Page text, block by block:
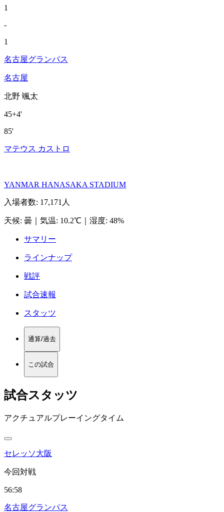
1
-
1
名古屋グランパス
名古屋
北野 颯太
45+4'
85'
マテウス カストロ
YANMAR HANASAKA STADIUM
入場者数: 17,171人
天候: 曇 気温: 10.2℃ 湿度: 48%
サマリー
ラインナップ
戦評
試合速報
スタッツ
通算/過去
この試合
試合スタッツ
アクチュアルプレーイングタイム
セレッソ大阪
今回対戦
56:58
名古屋グランパス